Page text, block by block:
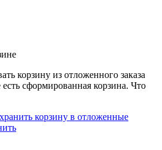
корзину из отложенного заказа
сформированная корзина. Что
корзину в отложенные